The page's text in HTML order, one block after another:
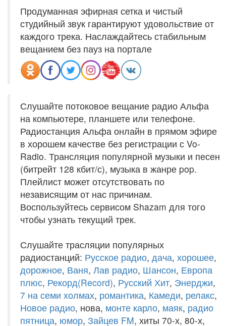
Продуманная эфирная сетка и чистый
студийный звук гарантируют удовольствие от
каждого трека. Наслаждайтесь стабильным
вещанием без пауз на портале
Слушайте потоковое вещание радио Альфа
на компьютере, планшете или телефоне.
Радиостанция Альфа онлайн в прямом эфире
в хорошем качестве без регистрации с Vo-
Radio. Трансляция популярной музыки и песен
(битрейт 128 кбит/с), музыка в жанре pop.
Плейлист может отсутствовать по
независящим от нас причинам.
Воспользуйтесь сервисом Shazam для того
чтобы узнать текущий трек.
Слушайте трасляции популярных
радиостанций: Русское радио, дача, хорошее,
дорожное, Ваня, Лав радио, Шансон, Европа
плюс, Рекорд(Record), Русский Хит, Энерджи,
7 на семи холмах, романтика, Камеди, релакс,
Новое радио, нова, монте карло, маяк, радио
пятница, юмор, Зайцев FM, хиты 70-х, 80-х,